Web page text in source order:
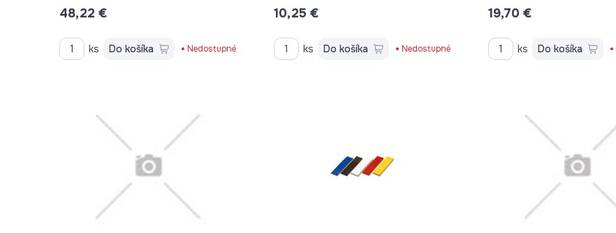
48,22 €
ks Do košíka Nedostupné
10,25 €
ks Do košíka Nedostupné
19,70 €
ks Do košíka